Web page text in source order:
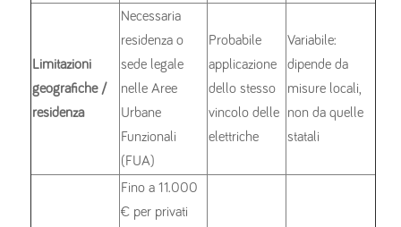
Limitazioni
geografiche /
residenza
Necessaria
residenza o
sede legale
nelle Aree
Urbane
Funzionali
(FUA)
Probabile
applicazione
dello stesso
vincolo delle
elettriche
Variabile:
dipende da
misure locali,
non da quelle
statali
Fino a 11.000
€ per privati